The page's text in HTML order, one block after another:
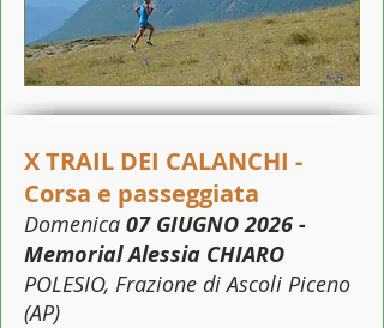
X TRAIL DEI CALANCHI -
Corsa e passeggiata
Domenica 07 GIUGNO 2026 -
Memorial Alessia CHIARO
POLESIO, Frazione di Ascoli Piceno
(AP)